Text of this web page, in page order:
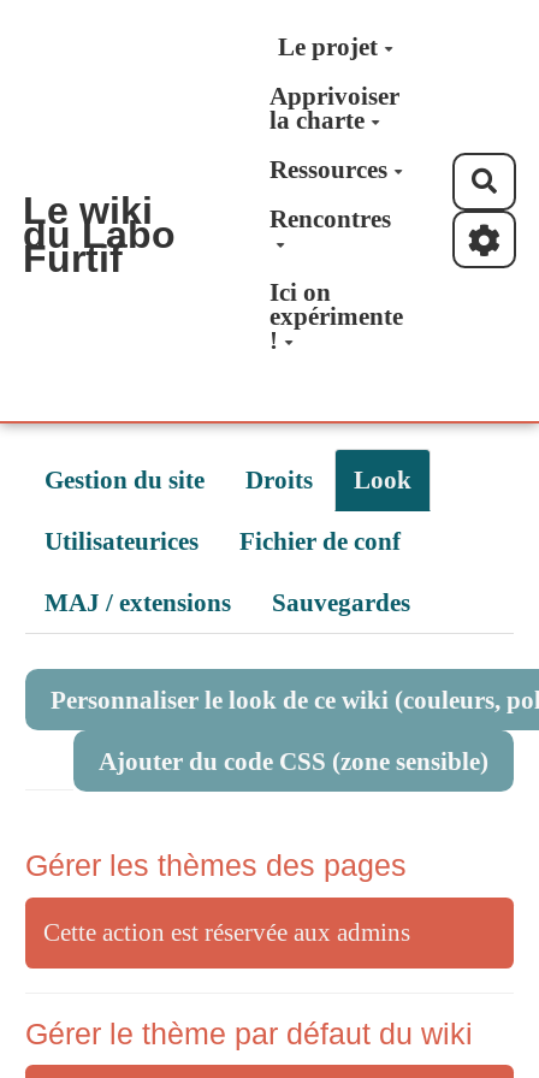
Aller au contenu principal
Le wiki
du Labo
Furtif
Le projet
Apprivoiser
la charte
Ressources
Rencontres
Ici on
expérimente
!
Gestion du site Droits Look
Utilisateurices Fichier de conf
MAJ / extensions Sauvegardes
Personnaliser le look de ce wiki (couleurs,
Ajouter du code CSS (zone sensible)
Gérer les thèmes des pages
Cette action est réservée aux admins
Gérer le thème par défaut du wiki